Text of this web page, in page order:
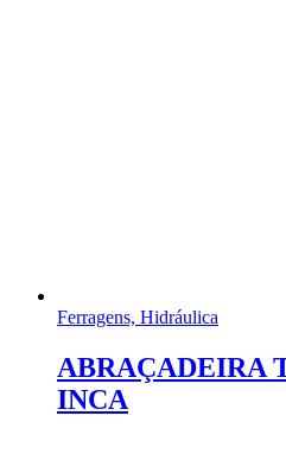
Ferragens, Hidráulica
ABRAÇADEIRA
INCA